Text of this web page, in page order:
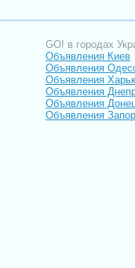
GO! в городах
Объявления Киев
Объявления
Объявления
Объявления
Объявления
Объявления